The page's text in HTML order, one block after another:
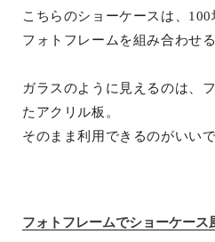
こちらのショーケースは、
フォトフレームを組み合わせ
ガラスのように見えるのは、
たアクリル板。
そのまま利用できるのがいいで
フォトフレームでショーケース